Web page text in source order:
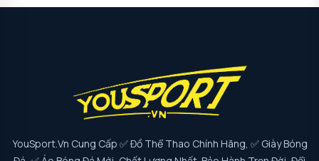
YouSport.vn Cung Cấp ✅ Đồ Thể Thao Chính Hãng, ✅ Giày Bóng